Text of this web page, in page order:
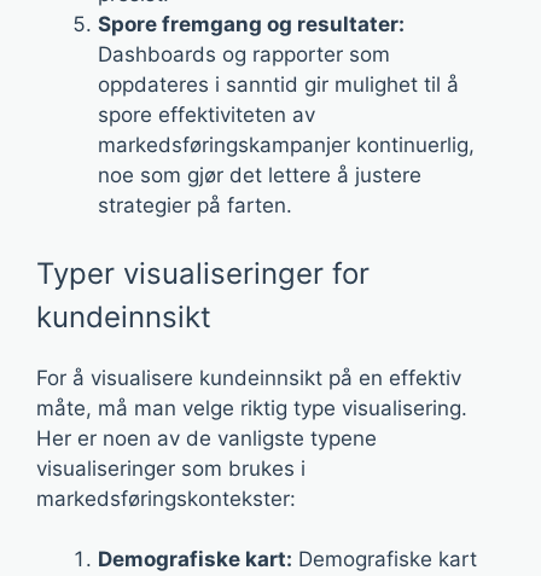
Spore fremgang og resultater:
Dashboards og rapporter som
oppdateres i sanntid gir mulighet til å
spore effektiviteten av
markedsføringskampanjer kontinuerlig,
noe som gjør det lettere å justere
strategier på farten.
Typer visualiseringer for
kundeinnsikt
For å visualisere kundeinnsikt på en effektiv
måte, må man velge riktig type visualisering.
Her er noen av de vanligste typene
visualiseringer som brukes i
markedsføringskontekster:
Demografiske kart: Demografiske kart